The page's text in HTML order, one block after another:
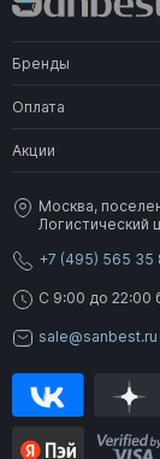
Бренды
Оплата
Акции
Москва,
Логистический
+7 (495) 565 35
C 9:00 до 22:00
sale@sanbest.ru